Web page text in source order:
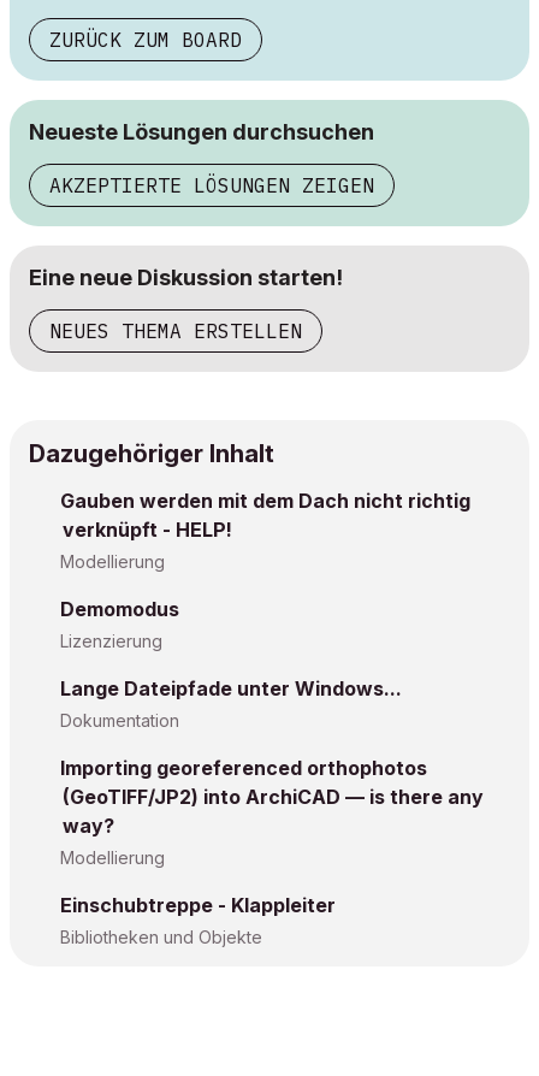
ZURÜCK ZUM BOARD
Neueste Lösungen durchsuchen
AKZEPTIERTE LÖSUNGEN ZEIGEN
Eine neue Diskussion starten!
NEUES THEMA ERSTELLEN
Dazugehöriger Inhalt
Gauben werden mit dem Dach nicht richtig
verknüpft - HELP!
Modellierung
Demomodus
Lizenzierung
Lange Dateipfade unter Windows...
Dokumentation
Importing georeferenced orthophotos
(GeoTIFF/JP2) into ArchiCAD — is there any
way?
Modellierung
Einschubtreppe - Klappleiter
Bibliotheken und Objekte